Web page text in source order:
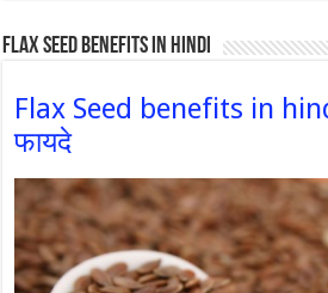
Flax Seed Benefits in hindi
Flax Seed benefits in
फायदे